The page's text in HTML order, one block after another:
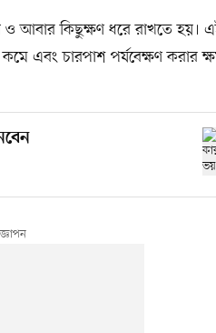
আবার কিছুক্ষণ ধরে রাখতে হয়। এই
এবং চারপাশ পর্যবেক্ষণ করার